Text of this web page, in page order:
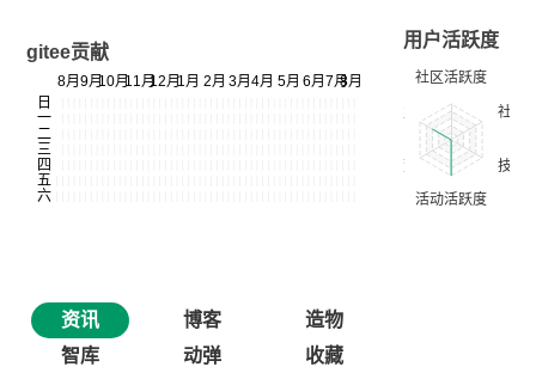
gitee贡献
用户活跃度
资讯 博客
造物
智库
动弹
收藏